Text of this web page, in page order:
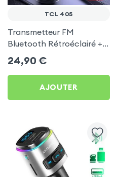
TCL 405
Transmetteur FM
Bluetooth Rétroéclairé +
Chargeur Voiture USB C
et USB - XO
24,90 €
AJOUTER